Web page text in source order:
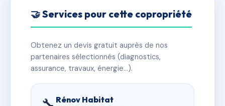
🤝 Services pour cette copropriété
Obtenez un devis gratuit auprès de nos
partenaires sélectionnés (diagnostics,
assurance, travaux, énergie…).
Rénov Habitat